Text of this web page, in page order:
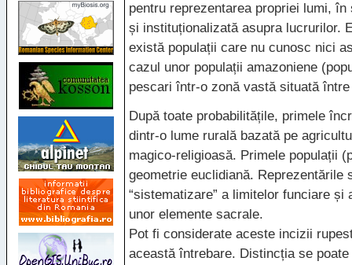
pentru reprezentarea propriei lumi,
și instituționalizată asupra lucrurilor.
există populații care nu cunosc nici
cazul unor populații amazoniene
pescari într-o zonă vastă situată
După toate probabilitățile, primele
dintr-o lume rurală bazată pe
magico-religioasă. Primele populații
geometrie euclidiană.
“sistematizare” a limitelor funciare
unor elemente sacrale.
Pot fi considerate aceste incizii
această întrebare. Distincția se